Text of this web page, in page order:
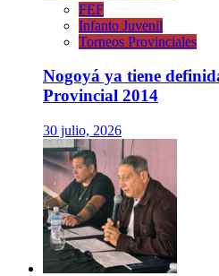
FEF
Infanto Juvenil
Torneos Provinciales
Nogoyá ya tiene
Provincial 2014
30 julio, 2026